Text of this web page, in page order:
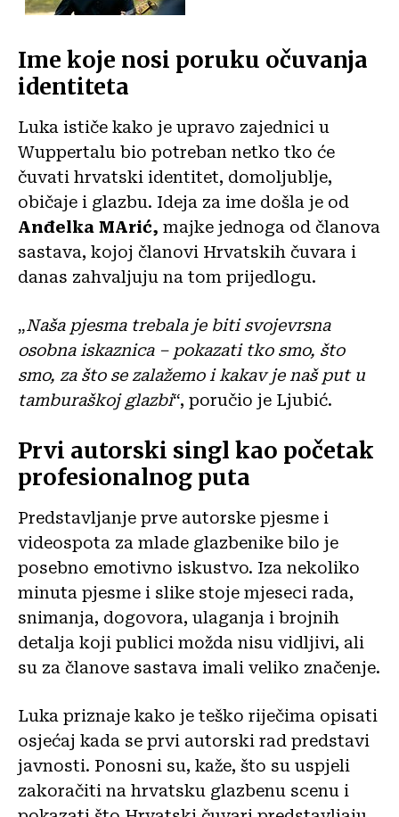
Ime koje nosi poruku očuvanja
identiteta
Luka ističe kako je upravo zajednici u
Wuppertalu bio potreban netko tko će
čuvati hrvatski identitet, domoljublje,
običaje i glazbu. Ideja za ime došla je od
Anđelka MArić, majke jednoga od članova
sastava, kojoj članovi Hrvatskih čuvara i
danas zahvaljuju na tom prijedlogu.
„Naša pjesma trebala je biti svojevrsna
osobna iskaznica – pokazati tko smo, što
smo, za što se zalažemo i kakav je naš put u
tamburaškoj glazbi“, poručio je Ljubić.
Prvi autorski singl kao početak
profesionalnog puta
Predstavljanje prve autorske pjesme i
videospota za mlade glazbenike bilo je
posebno emotivno iskustvo. Iza nekoliko
minuta pjesme i slike stoje mjeseci rada,
snimanja, dogovora, ulaganja i brojnih
detalja koji publici možda nisu vidljivi, ali
su za članove sastava imali veliko značenje.
Luka priznaje kako je teško riječima opisati
osjećaj kada se prvi autorski rad predstavi
javnosti. Ponosni su, kaže, što su uspjeli
zakoračiti na hrvatsku glazbenu scenu i